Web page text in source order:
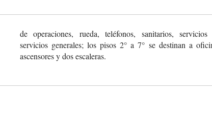
de operaciones, rueda, teléfonos, sanitarios,
servicios generales; los pisos 2° a 7° se destinan a
ascensores y dos escaleras.